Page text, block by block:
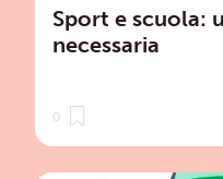
Sport e scuola:
necessaria
0